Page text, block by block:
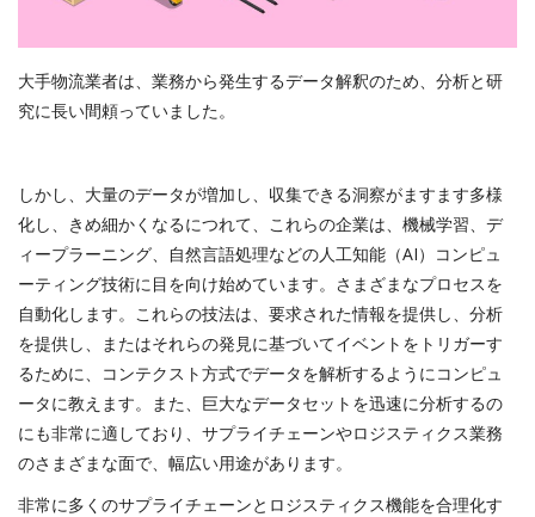
大手物流業者は、業務から発生するデータ解釈のため、分析と研
究に長い間頼っていました。
しかし、大量のデータが増加し、収集できる洞察がますます多様
化し、きめ細かくなるにつれて、これらの企業は、機械学習、デ
ィープラーニング、自然言語処理などの人工知能（AI）コンピュ
ーティング技術に目を向け始めています。さまざまなプロセスを
自動化します。これらの技法は、要求された情報を提供し、分析
を提供し、またはそれらの発見に基づいてイベントをトリガーす
るために、コンテクスト方式でデータを解析するようにコンピュ
ータに教えます。また、巨大なデータセットを迅速に分析するの
にも非常に適しており、サプライチェーンやロジスティクス業務
のさまざまな面で、幅広い用途があります。
非常に多くのサプライチェーンとロジスティクス機能を合理化す